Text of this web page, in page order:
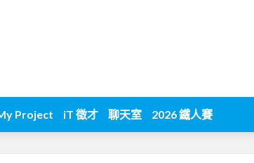
Project iT 徵才 聊天室 2026 鐵人賽